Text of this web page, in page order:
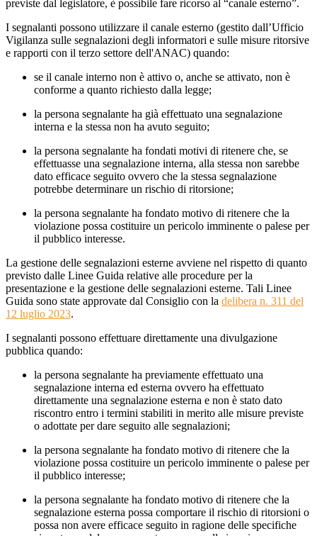
previste dal legislatore, è possibile fare ricorso al “canale esterno”.
I segnalanti possono utilizzare il canale esterno (gestito dall’Ufficio
Vigilanza sulle segnalazioni degli informatori e sulle misure ritorsive
e rapporti con il terzo settore dell'ANAC) quando:
se il canale interno non è attivo o, anche se attivato, non è
conforme a quanto richiesto dalla legge;
la persona segnalante ha già effettuato una segnalazione
interna e la stessa non ha avuto seguito;
la persona segnalante ha fondati motivi di ritenere che, se
effettuasse una segnalazione interna, alla stessa non sarebbe
dato efficace seguito ovvero che la stessa segnalazione
potrebbe determinare un rischio di ritorsione;
la persona segnalante ha fondato motivo di ritenere che la
violazione possa costituire un pericolo imminente o palese per
il pubblico interesse.
La gestione delle segnalazioni esterne avviene nel rispetto di quanto
previsto dalle Linee Guida relative alle procedure per la
presentazione e la gestione delle segnalazioni esterne. Tali Linee
Guida sono state approvate dal Consiglio con la delibera n. 311 del
12 luglio 2023.
I segnalanti possono effettuare direttamente una divulgazione
pubblica quando:
la persona segnalante ha previamente effettuato una
segnalazione interna ed esterna ovvero ha effettuato
direttamente una segnalazione esterna e non è stato dato
riscontro entro i termini stabiliti in merito alle misure previste
o adottate per dare seguito alle segnalazioni;
la persona segnalante ha fondato motivo di ritenere che la
violazione possa costituire un pericolo imminente o palese per
il pubblico interesse;
la persona segnalante ha fondato motivo di ritenere che la
segnalazione esterna possa comportare il rischio di ritorsioni o
possa non avere efficace seguito in ragione delle specifiche